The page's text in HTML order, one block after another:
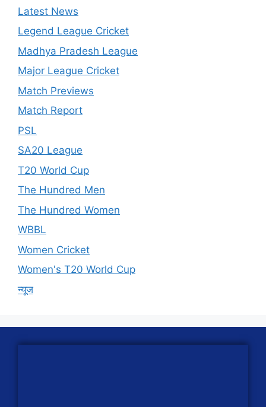
Latest News
Legend League Cricket
Madhya Pradesh League
Major League Cricket
Match Previews
Match Report
PSL
SA20 League
T20 World Cup
The Hundred Men
The Hundred Women
WBBL
Women Cricket
Women's T20 World Cup
न्यूज